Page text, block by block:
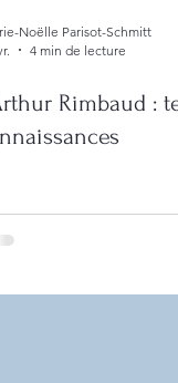
Noëlle Parisot-Schmitt
4 min de lecture
Rimbaud :